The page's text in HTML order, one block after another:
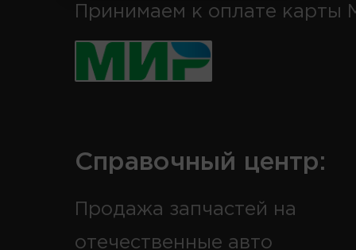
Принимаем к оплате карты
Справочный центр:
Продажа запчастей на
отечественные авто